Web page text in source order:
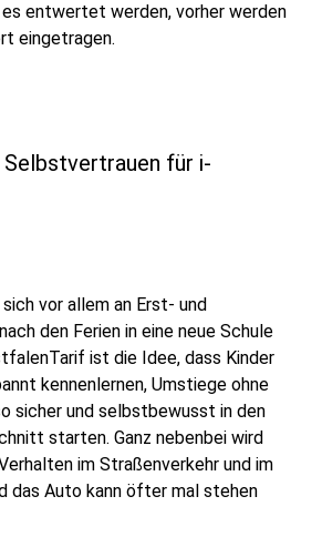
entwertet werden, vorher werden
eingetragen.
Selbstvertrauen für i-
vor allem an Erst- und
den Ferien in eine neue Schule
ist die Idee, dass Kinder
kennenlernen, Umstiege ohne
sicher und selbstbewusst in den
starten. Ganz nebenbei wird
im Straßenverkehr und im
das Auto kann öfter mal stehen